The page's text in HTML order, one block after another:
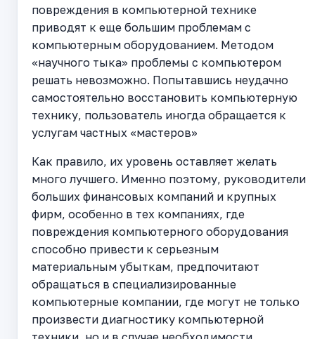
повреждения в компьютерной технике
приводят к еще большим проблемам с
компьютерным оборудованием. Методом
«научного тыка» проблемы с компьютером
решать невозможно. Попытавшись неудачно
самостоятельно восстановить компьютерную
технику, пользователь иногда обращается к
услугам частных «мастеров»
Как правило, их уровень оставляет желать
много лучшего. Именно поэтому, руководители
больших финансовых компаний и крупных
фирм, особенно в тех компаниях, где
повреждения компьютерного оборудования
способно привести к серьезным
материальным убыткам, предпочитают
обращаться в специализированные
компьютерные компании, где могут не только
произвести диагностику компьютерной